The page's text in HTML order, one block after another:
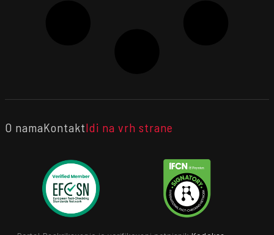
O namaKontaktIdi na vrh strane